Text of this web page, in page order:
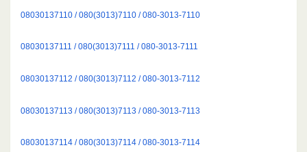
08030137110 / 080(3013)7110 / 080-3013-7110
08030137111 / 080(3013)7111 / 080-3013-7111
08030137112 / 080(3013)7112 / 080-3013-7112
08030137113 / 080(3013)7113 / 080-3013-7113
08030137114 / 080(3013)7114 / 080-3013-7114